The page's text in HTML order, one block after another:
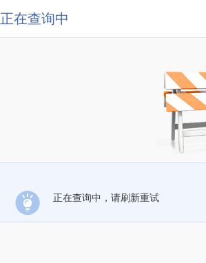
正在查询中
正在查询中，请刷新重试